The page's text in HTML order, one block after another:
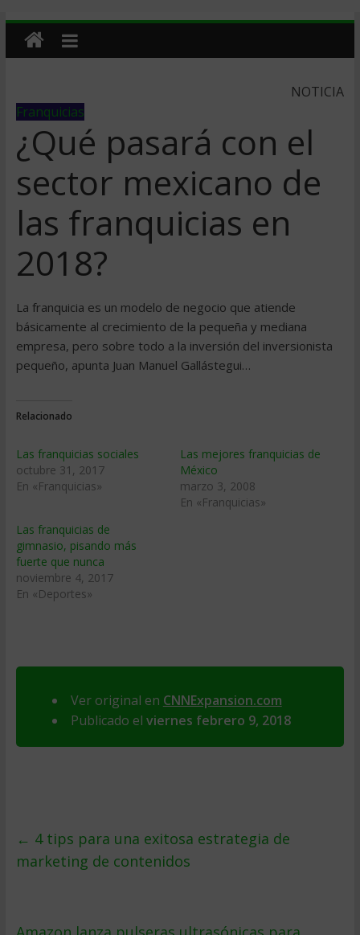
NOTICIA
Franquicias
¿Qué pasará con el
sector mexicano de
las franquicias en
2018?
La franquicia es un modelo de negocio que atiende
básicamente al crecimiento de la pequeña y mediana
empresa, pero sobre todo a la inversión del inversionista
pequeño, apunta Juan Manuel Gallástegui…
Relacionado
Las franquicias sociales
octubre 31, 2017
En «Franquicias»
Las mejores franquicias de
México
marzo 3, 2008
En «Franquicias»
Las franquicias de
gimnasio, pisando más
fuerte que nunca
noviembre 4, 2017
En «Deportes»
Ver original en CNNExpansion.com
Publicado el viernes febrero 9, 2018
← 4 tips para una exitosa estrategia de
marketing de contenidos